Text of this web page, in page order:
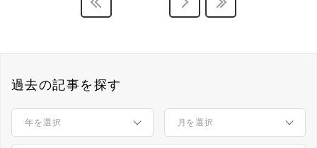
過去の記事を探す